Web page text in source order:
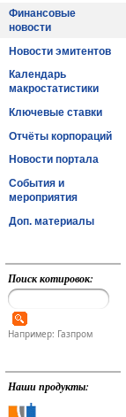
Финансовые
новости
Новости эмитентов
Календарь
макростатистики
Ключевые ставки
Отчёты корпораций
Новости портала
События и
мероприятия
Доп. материалы
Поиск котировок:
Например: Газпром
Наши продукты: